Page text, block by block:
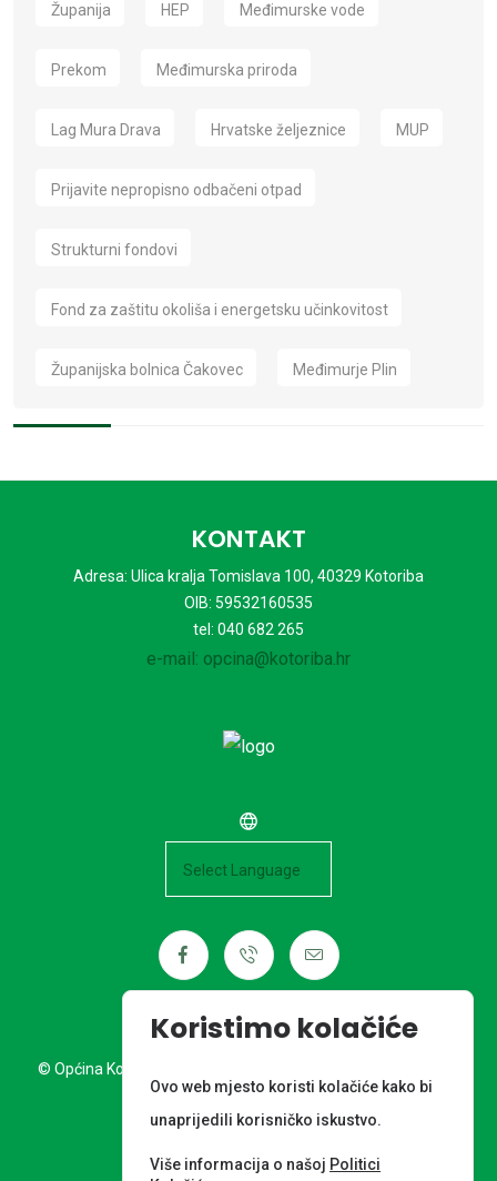
Županija HEP Međimurske vode
Prekom Međimurska priroda
Lag Mura Drava Hrvatske željeznice MUP
Prijavite nepropisno odbačeni otpad
Strukturni fondovi
Fond za zaštitu okoliša i energetsku učinkovitost
Županijska bolnica Čakovec Međimurje Plin
KONTAKT
Adresa: Ulica kralja Tomislava 100, 40329 Kotoriba
OIB: 59532160535
tel: 040 682 265
e-mail: opcina@kotoriba.hr
© Općina Kotoriba. Sva prava pridržana. Izrada web stranice:
Nordia grupa d.o.o.
Koristimo kolačiće
Ovo web mjesto koristi kolačiće kako bi
unaprijedili korisničko iskustvo.
Više informacija o našoj Politici